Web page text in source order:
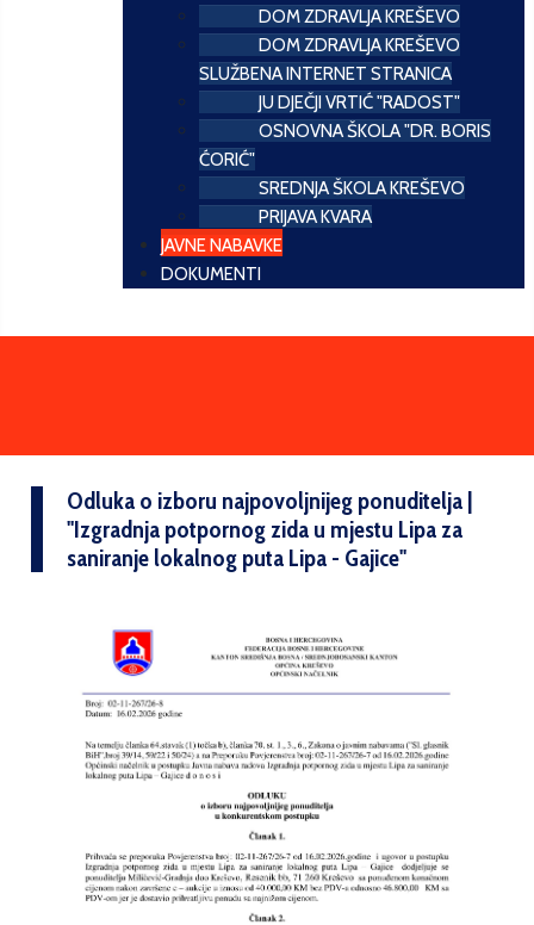
DOM ZDRAVLJA KREŠEVO
DOM ZDRAVLJA KREŠEVO
SLUŽBENA INTERNET STRANICA
JU DJEČJI VRTIĆ "RADOST"
OSNOVNA ŠKOLA "DR. BORIS
ĆORIĆ"
SREDNJA ŠKOLA KREŠEVO
PRIJAVA KVARA
JAVNE NABAVKE
DOKUMENTI
Odluka o izboru najpovoljnijeg ponuditelja |
''Izgradnja potpornog zida u mjestu Lipa za
saniranje lokalnog puta Lipa - Gajice''